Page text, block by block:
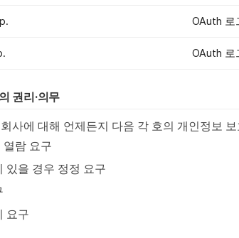
OAuth 로
OAuth 로
권리·의무
사에 대해 언제든지 다음 각 호의 개인정보
열람 요구
있을 경우 정정 요구
요구